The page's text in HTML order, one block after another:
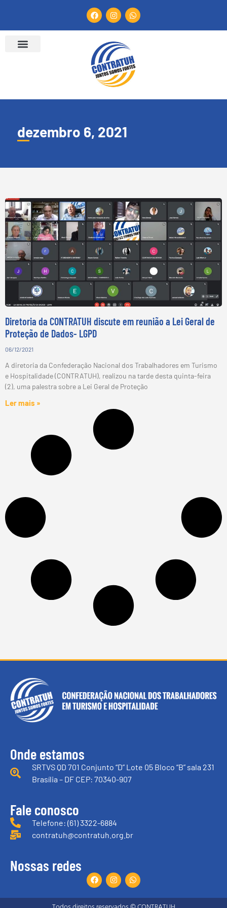
dezembro 6, 2021
Diretoria da CONTRATUH discute em reunião a Lei Geral de
Proteção de Dados- LGPD
06/12/2021
A diretoria da Confederação Nacional dos Trabalhadores em Turismo
e Hospitalidade (CONTRATUH), realizou na tarde desta quinta-feira
(2), uma palestra sobre a Lei Geral de Proteção
Ler mais »
Onde estamos
SRTVS QD 701 Conjunto “D” Lote 05 Bloco “B” sala 231
Brasília – DF CEP: 70340-907
Fale conosco
Telefone: (61) 3322-6884
contratuh@contratuh.org.br
Nossas redes